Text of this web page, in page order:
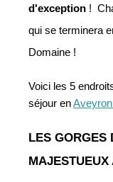
d'exception !
qui se terminera
Domaine !
Voici les 5
séjour en Aveyron
LES GORGES